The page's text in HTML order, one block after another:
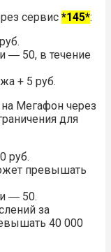
сервис *145*:
― 50, в течение
+ 5 руб.
Мегафон через
для
руб.
превышать
― 50.
за
40 000